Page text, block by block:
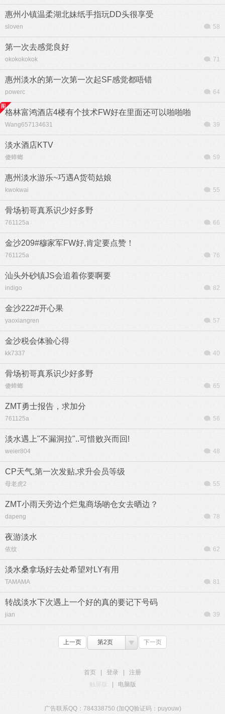
惠州小镇温柔湖北妹纸手指玩DD头很享受
sloven 58
第一次去感觉良好
okokokokok 71
惠州淡水的第一次第一次起SF感觉都唔错
powerc 64
格林富鸿酒店4楼有个技术FW好在里面还可以啪啪啪
Wang657134631 39
淡水酒店KTV
傻蟑螂 59
惠州淡水游乐~巧遇A货苟姑娘
kwokwai 55
骨场初哥真系识少好多野
761125a 66
金沙209#穆家军FW好,肯定要点赞！
761125a 76
汕头外砂镇JS会追着你要啊要
indigo 82
金沙222#开心果
yaoxiangren 57
金沙税会体验心得
kk7337 40
骨场初哥真系识少好多野
傻蟑螂 65
ZMT勇士报告，求加分
761125a 56
淡水遇上"不漏洞拉"..可惜败兴而回!
weier804 48
CP天气,第一次发贴,求升会员等级
母老虎2 55
ZMT小雨天旁边个烂鬼商场啲仓女去晒边？
dapeng 78
夜游淡水
依纹 62
淡水桑拿场好去处希望对LY有用
TAMAMA 81
转战淡水下次遇上一个好的真的要记下号码
jian 39
上一页 第2页 下一页
首页 登录
注册
触屏版
电脑版
广告联系QQ：784338750 (加QQ验证码：puyouw)